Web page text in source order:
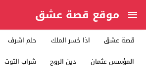
موقع قصة عشق
قصة عشق اذا خسر الملك حلم اشرف
المؤسس عثمان
دين الروح شراب التوت